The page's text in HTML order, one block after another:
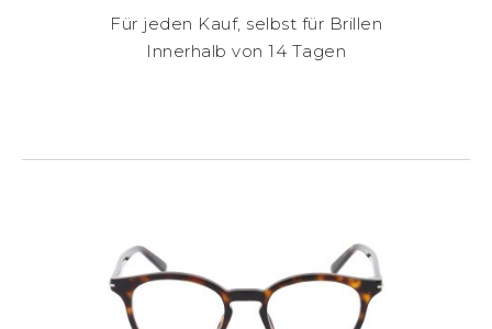
Für jeden Kauf, selbst für Brillen
Innerhalb von 14 Tagen